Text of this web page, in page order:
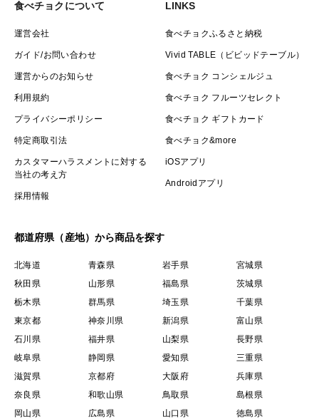
食べチョクについて
運営会社
ガイド/お問い合わせ
運営からのお知らせ
利用規約
プライバシーポリシー
特定商取引法
カスタマーハラスメントに対する
当社の考え方
採用情報
LINKS
食べチョクふるさと納税
Vivid TABLE（ビビッドテーブル）
食べチョク コンシェルジュ
食べチョク フルーツセレクト
食べチョク ギフトカード
食べチョク&more
iOSアプリ
Androidアプリ
都道府県（産地）から商品を探す
北海道 青森県 岩手県
宮城県
秋田県
山形県 福島県
茨城県
栃木県
群馬県 埼玉県
千葉県
東京都
神奈川県 新潟県
富山県
石川県
福井県 山梨県
長野県
岐阜県
静岡県 愛知県
三重県
滋賀県
京都府 大阪府
兵庫県
奈良県
和歌山県 鳥取県
島根県
岡山県
広島県 山口県 徳島県